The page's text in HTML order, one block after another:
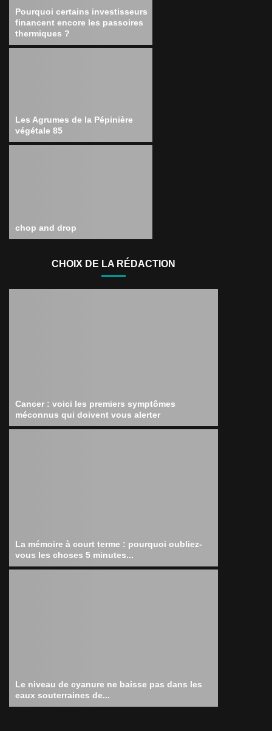
Pourquoi certains investisseurs
financent encore les passoires
thermiques ?
Les Agrumes de la Pépinière
végétale 85
chop and drop
CHOIX DE LA RÉDACTION
Cancer : voici les premiers symptômes
méconnus qui doivent vous alerter
La mémoire à court terme : pourquoi oubliez-
vous les choses 5 minutes...
Le niveau de cyanure ne baisse pas dans les
eaux souterraines de...